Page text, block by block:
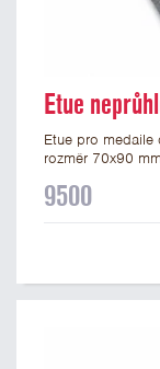
Etue
Etue pro medaile
rozměr 70x90
významné
9500